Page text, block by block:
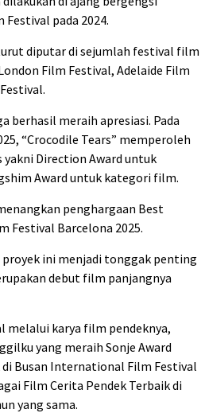
pada 2024.
diputar di sejumlah festival film
Film Festival, Adelaide Film
berhasil meraih apresiasi. Pada
“Crocodile Tears” memperoleh
yakni Direction Award untuk
Award untuk kategori film.
penghargaan Best
Festival Barcelona 2025.
ini menjadi tonggak penting
debut film panjangnya
melalui karya film pendeknya,
yang meraih Sonje Award
Busan International Film Festival
Film Cerita Pendek Terbaik di
yang sama.